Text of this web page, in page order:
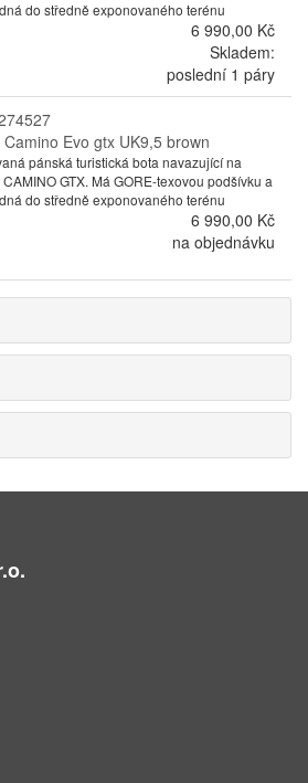
do středně exponovaného terénu
6 990,00 Kč
Skladem:
poslední 1 páry
Camino Evo gtx UK9,5 brown
pánská turistická bota navazující na
GTX. Má GORE-texovou podšívku a
do středně exponovaného terénu
6 990,00 Kč
na objednávku